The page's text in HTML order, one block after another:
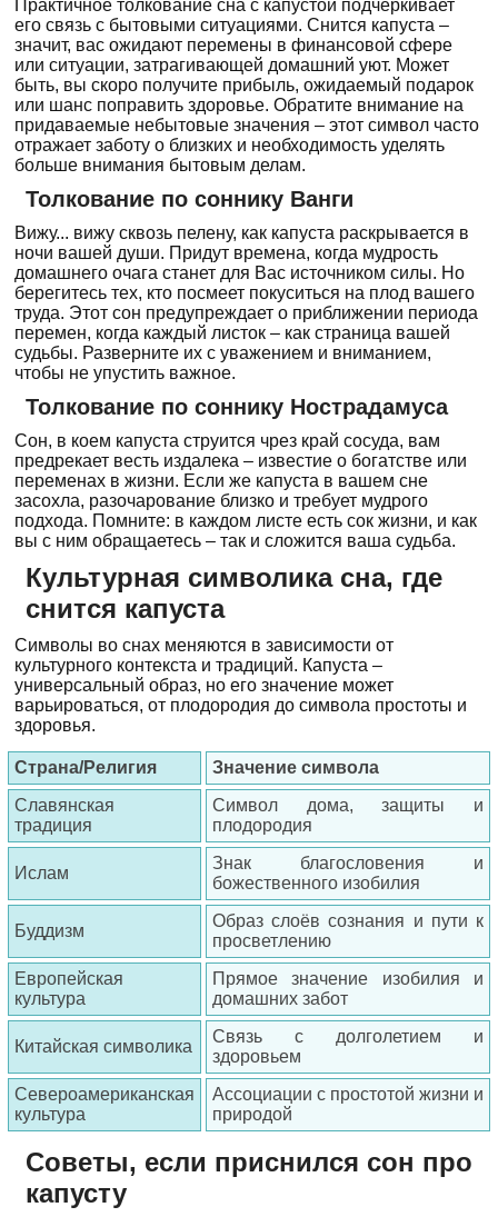
Практичное толкование сна с капустой подчеркивает
его связь с бытовыми ситуациями. Снится капуста –
значит, вас ожидают перемены в финансовой сфере
или ситуации, затрагивающей домашний уют. Может
быть, вы скоро получите прибыль, ожидаемый подарок
или шанс поправить здоровье. Обратите внимание на
придаваемые небытовые значения – этот символ часто
отражает заботу о близких и необходимость уделять
больше внимания бытовым делам.
Толкование по соннику Ванги
Вижу... вижу сквозь пелену, как капуста раскрывается в
ночи вашей души. Придут времена, когда мудрость
домашнего очага станет для Вас источником силы. Но
берегитесь тех, кто посмеет покуситься на плод вашего
труда. Этот сон предупреждает о приближении периода
перемен, когда каждый листок – как страница вашей
судьбы. Разверните их с уважением и вниманием,
чтобы не упустить важное.
Толкование по соннику Нострадамуса
Сон, в коем капуста струится чрез край сосуда, вам
предрекает весть издалека – известие о богатстве или
переменах в жизни. Если же капуста в вашем сне
засохла, разочарование близко и требует мудрого
подхода. Помните: в каждом листе есть сок жизни, и как
вы с ним обращаетесь – так и сложится ваша судьба.
Культурная символика сна, где
снится капуста
Символы во снах меняются в зависимости от
культурного контекста и традиций. Капуста –
универсальный образ, но его значение может
варьироваться, от плодородия до символа простоты и
здоровья.
Страна/Религия
Значение символа
Славянская
традиция
Символ дома, защиты и
плодородия
Ислам
Знак благословения и
божественного изобилия
Буддизм
Образ слоёв сознания и пути к
просветлению
Европейская
культура
Прямое значение изобилия и
домашних забот
Китайская символика
Связь с долголетием и
здоровьем
Североамериканская
культура
Ассоциации с простотой жизни и
природой
Советы, если приснился сон про
капусту